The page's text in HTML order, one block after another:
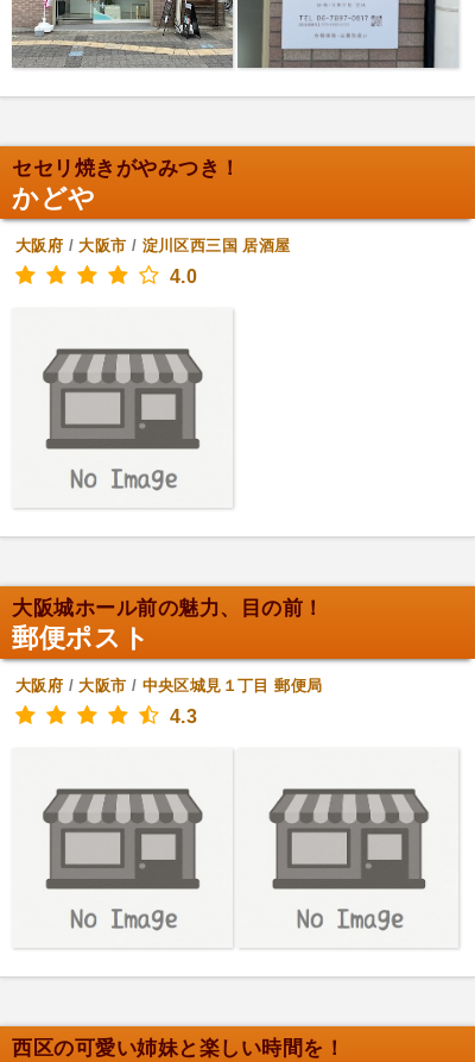
セセリ焼きがやみつき！
かどや
大阪府 /大阪市 / 淀川区西三国 居酒屋
4.0
大阪城ホール前の魅力、目の前！
郵便ポスト
大阪府 /大阪市 / 中央区城見１丁目 郵便局
4.3
西区の可愛い姉妹と楽しい時間を！